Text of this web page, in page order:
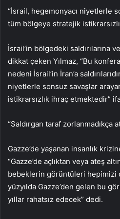
“İsrail, hegemonyacı niyetlerle
tüm bölgeye stratejik
İsrail’in bölgedeki saldırılarına
dikkat çeken Yılmaz, “Bu
nedeni İsrail’in İran’a
niyetlerle sonsuz savaşlar
istikrarsızlık ihraç etmektedir”
“Saldırgan taraf zorlanmadıkça
Gazze’de yaşanan insanlık
“Gazze’de açlıktan veya ateş
bebeklerin görüntüleri hepimizi
yüzyılda Gazze’den gelen bu
yıllar rahatsız edecek” dedi.